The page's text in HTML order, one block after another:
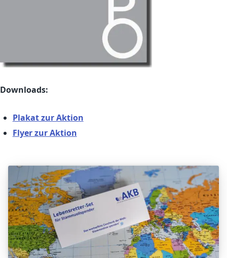
Downloads:
Plakat zur Aktion
Flyer zur Aktion